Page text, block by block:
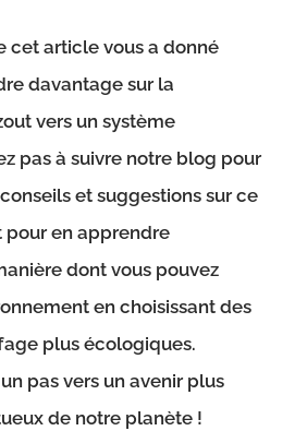
cet article vous a donné
davantage sur la
vers un système
pas à suivre notre blog pour
et suggestions sur ce
pour en apprendre
dont vous pouvez
en choisissant des
plus écologiques.
pas vers un avenir plus
de notre planète !